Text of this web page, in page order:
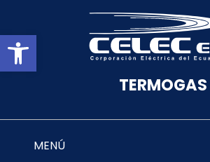
Abrir barra de
MENÚ